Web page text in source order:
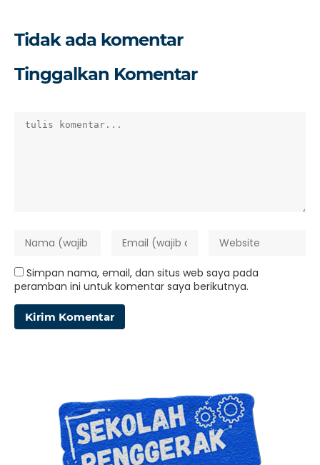
Tidak ada komentar
Tinggalkan Komentar
Simpan nama, email, dan situs web saya pada
peramban ini untuk komentar saya berikutnya.